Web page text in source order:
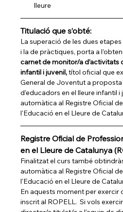
lleure
Titulació que s’obté:
La superació de les dues etapes
i la de pràctiques, porta a
carnet de monitor/a d’activitats
infantil i juvenil, títol oficial que
General de Joventut a proposta
d’educadors en el lleure infantil
automàtica al Registre Oficial
l'Educació en el Lleure de
Registre Oficial de
en el Lleure de Catalunya
Finalitzat el curs també
automàtica al Registre Oficial
l'Educació en el Lleure de
En aquests moment per exercir
inscrit al ROPELL. Si vols